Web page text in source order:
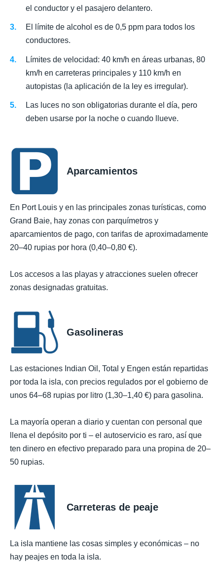
el conductor y el pasajero delantero.
El límite de alcohol es de 0,5 ppm para todos los
conductores.
Límites de velocidad: 40 km/h en áreas urbanas, 80
km/h en carreteras principales y 110 km/h en
autopistas (la aplicación de la ley es irregular).
Las luces no son obligatorias durante el día, pero
deben usarse por la noche o cuando llueve.
Aparcamientos
En Port Louis y en las principales zonas turísticas, como
Grand Baie, hay zonas con parquímetros y
aparcamientos de pago, con tarifas de aproximadamente
20–40 rupias por hora (0,40–0,80 €).
Los accesos a las playas y atracciones suelen ofrecer
zonas designadas gratuitas.
Gasolineras
Las estaciones Indian Oil, Total y Engen están repartidas
por toda la isla, con precios regulados por el gobierno de
unos 64–68 rupias por litro (1,30–1,40 €) para gasolina.
La mayoría operan a diario y cuentan con personal que
llena el depósito por ti – el autoservicio es raro, así que
ten dinero en efectivo preparado para una propina de 20–
50 rupias.
Carreteras de peaje
La isla mantiene las cosas simples y económicas – no
hay peajes en toda la isla.